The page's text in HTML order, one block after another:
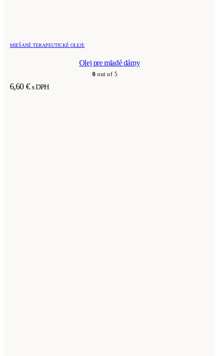
MIEŠANÉ TERAPEUTICKÉ OLEJE
Olej pre mladé dámy
0 out of 5
6,60 € s DPH